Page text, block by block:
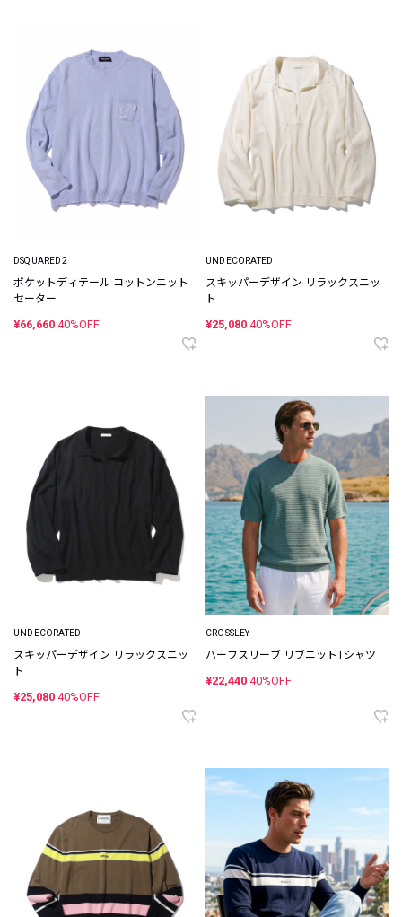
DSQUARED2
ポケットディテール コットンニット
セーター
¥66,660 40%OFF
UNDECORATED
スキッパーデザイン リラックスニッ
ト
¥25,080 40%OFF
UNDECORATED
スキッパーデザイン リラックスニッ
ト
¥25,080 40%OFF
CROSSLEY
ハーフスリーブ リブニットTシャツ
¥22,440 40%OFF